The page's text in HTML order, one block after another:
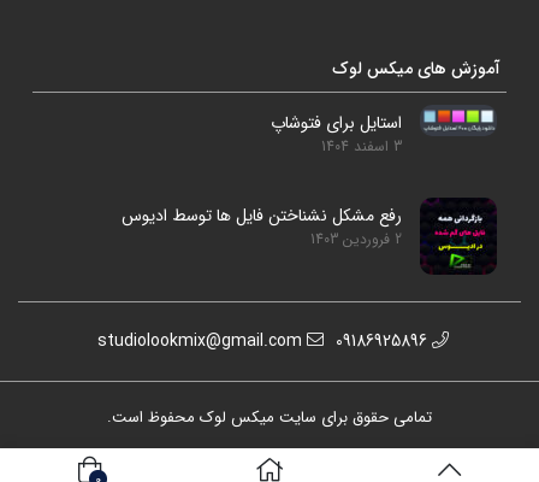
آموزش های میکس لوک
استایل برای فتوشاپ
3 اسفند 1404
رفع مشکل نشناختن فایل ها توسط ادیوس
2 فروردین 1403
09186925896
studiolookmix@gmail.com
تمامی حقوق برای سایت میکس لوک محفوظ است.